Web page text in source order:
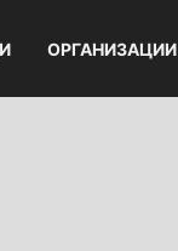
ОРГАНИЗАЦИИ